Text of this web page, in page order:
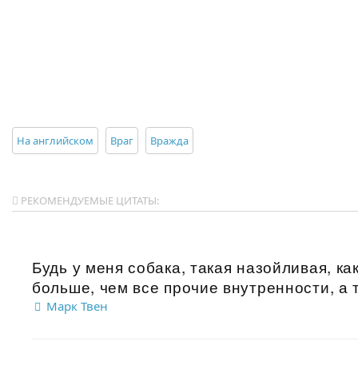
На английском Враг Вражда
РЕКОМЕНДУЕМЫЕ ЦИТАТЫ:
Будь у меня собака, такая назойливая,
больше, чем все прочие внутренности, а
Марк Твен